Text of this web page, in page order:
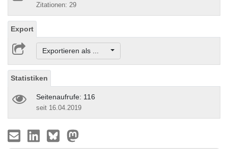
Zitationen: 29
Export
Exportieren als ...
Statistiken
Seitenaufrufe: 116
seit 16.04.2019